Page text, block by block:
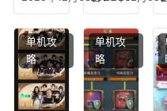
能，
游龙
传说
多少
级能
加
点，
王者
技能
可以
放三
单机攻
略
单机攻
略